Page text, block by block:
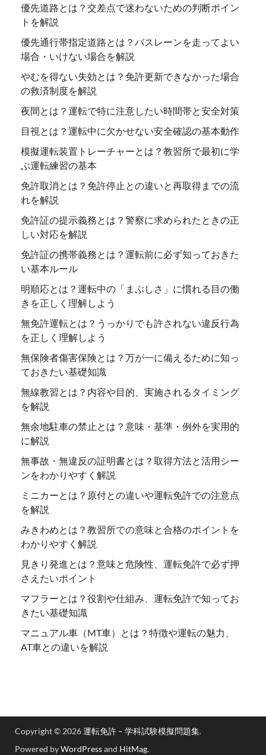
優先道路とは？交差点で迷わないための判断ポイン
トを解説
優先通行帯指定道路とは？バスレーンを走ってよい
場合・いけない場合を解説
やむを得ない失効とは？免許更新できなかった場合
の救済制度を解説
夜間とは？運転で特に注意したい時間帯と安全対策
目視とは？運転中に欠かせない安全確認の基本動作
模擬運転装置トレーチャーとは？教習所で最初に学
ぶ運転練習の基本
免許取消とは？免許停止との違いと再取得までの流
れを解説
免許証の提示義務とは？警察に求められたときの正
しい対応を解説
免許証の携帯義務とは？運転前に必ず知っておきた
い基本ルール
明順応とは？運転中の「まぶしさ」に慣れる目の働
きを正しく理解しよう
無免許運転とは？うっかりでも許されない違反行為
を正しく理解しよう
無保険者傷害保険とは？万が一に備えるために知っ
ておきたい基礎知識
無線教習とは？内容や目的、実施されるタイミング
を解説
無余地駐車の禁止とは？意味・基準・例外を実用的
に解説
無事故・無違反の証明書とは？取得方法と活用シー
ンをわかりやすく解説
ミニカーとは？原付との違いや運転免許での注意点
を解説
みきわめとは？教習所での意味と合格のポイントを
わかりやすく解説
見きり発進とは？意味と危険性、運転免許で必ず押
さえたいポイント
マフラーとは？役割や仕組み、運転免許で知ってお
きたい基礎知識
マニュアル車（MT車）とは？特徴や運転の魅力、
AT車との違いを解説
Copyright © 2026運転免許 – 学科試験模擬問題集.
Powered byWordPressand HitMag.